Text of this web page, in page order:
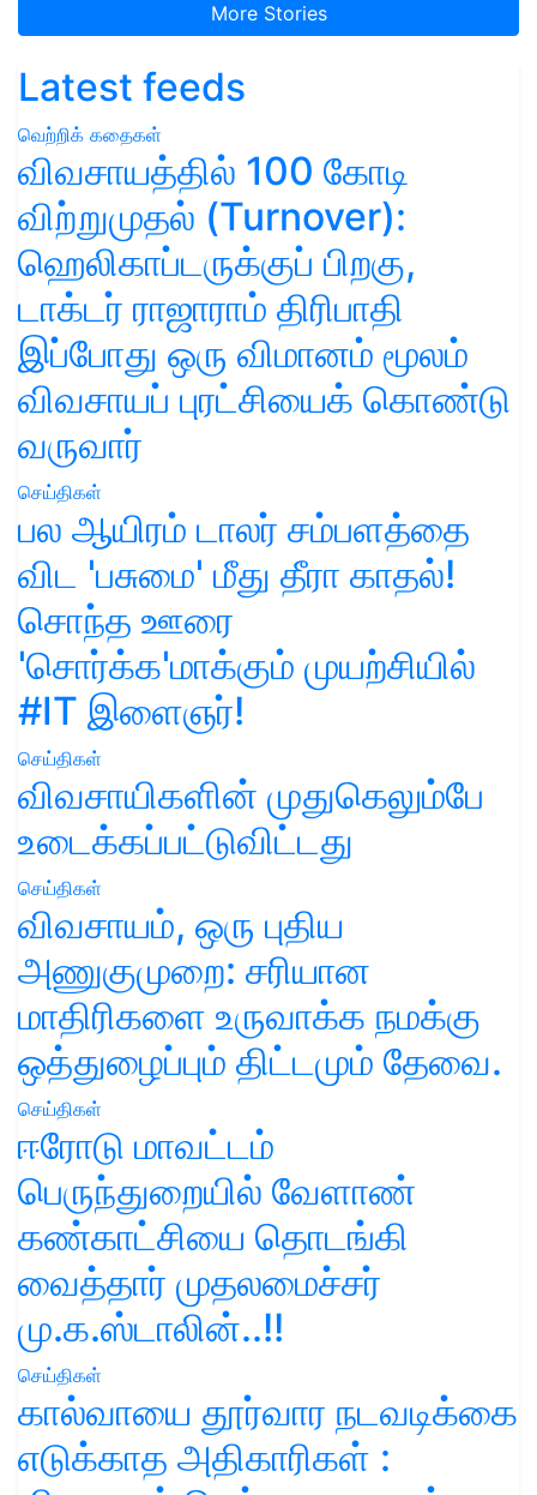
More Stories
Latest feeds
வெற்றிக் கதைகள்
விவசாயத்தில் 100 கோடி
விற்றுமுதல் (Turnover):
ஹெலிகாப்டருக்குப் பிறகு,
டாக்டர் ராஜாராம் திரிபாதி
இப்போது ஒரு விமானம் மூலம்
விவசாயப் புரட்சியைக் கொண்டு
வருவார்
செய்திகள்
பல ஆயிரம் டாலர் சம்பளத்தை
விட 'பசுமை' மீது தீரா காதல்!
சொந்த ஊரை
'சொர்க்க'மாக்கும் முயற்சியில்
#IT இளைஞர்!
செய்திகள்
விவசாயிகளின் முதுகெலும்பே
உடைக்கப்பட்டுவிட்டது
செய்திகள்
விவசாயம், ஒரு புதிய
அணுகுமுறை: சரியான
மாதிரிகளை உருவாக்க நமக்கு
ஒத்துழைப்பும் திட்டமும் தேவை.
செய்திகள்
ஈரோடு மாவட்டம்
பெருந்துறையில் வேளாண்
கண்காட்சியை தொடங்கி
வைத்தார் முதலமைச்சர்
மு.க.ஸ்டாலின்..!!
செய்திகள்
கால்வாயை தூர்வார நடவடிக்கை
எடுக்காத அதிகாரிகள் :